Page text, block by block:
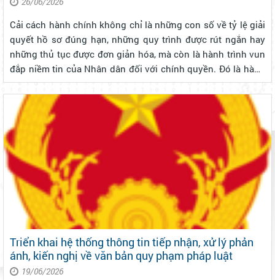
Cải cách hành chính không chỉ là những con số về tỷ lệ giải
quyết hồ sơ đúng hạn, những quy trình được rút ngắn hay
những thủ tục được đơn giản hóa, mà còn là hành trình vun
đắp niềm tin của Nhân dân đối với chính quyền. Đó là hành
trình xây dựng một nền hành chính hiện đại, chuyên nghiệp,
công khai...
Triển khai hệ thống thông tin tiếp nhận, xử lý phản
ánh, kiến nghị về văn bản quy phạm pháp luật
19/06/2026